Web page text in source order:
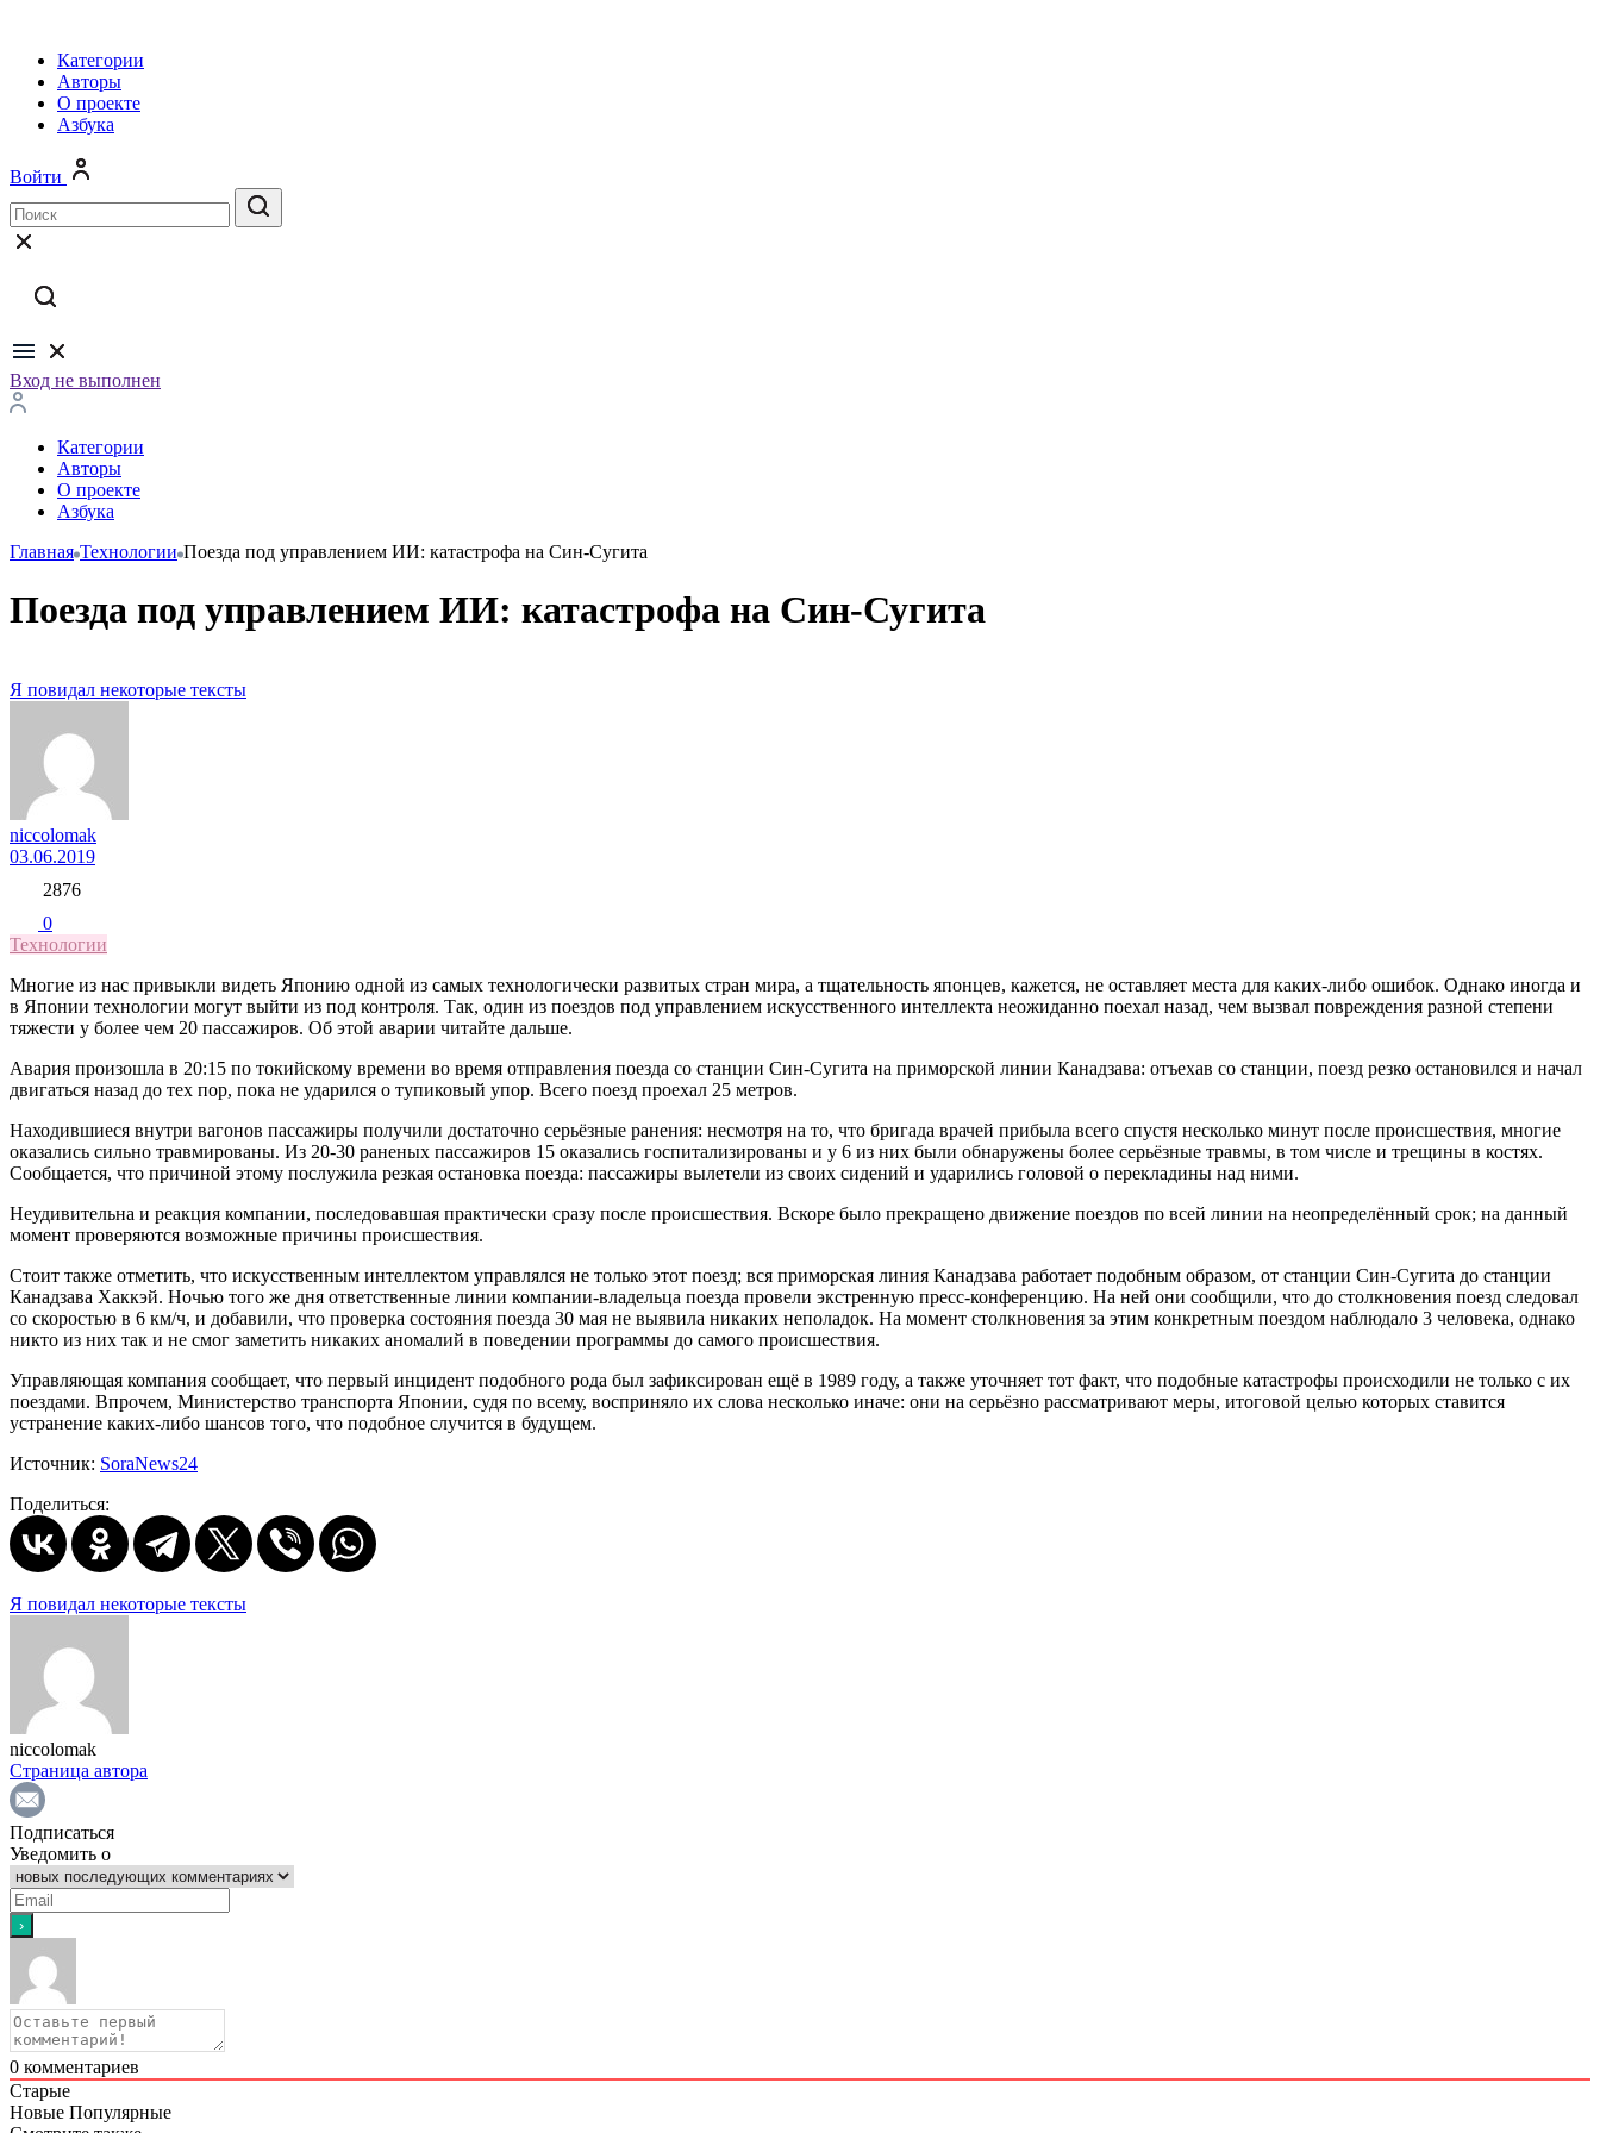
Категории
Авторы
О проекте
Азбука
Войти
Вход не выполнен
Категории
Авторы
О проекте
Азбука
Главная Технологии Поезда под управлением ИИ: катастрофа на Син-Сугита
Поезда под управлением ИИ: катастрофа на Син-Сугита
Я повидал некоторые тексты
niccolomak
03.06.2019
2876
0
Технологии
Многие из нас привыкли видеть Японию одной из самых технологически развитых стран мира, а тщательность японцев, кажется, не оставляет места для каких-либо ошибок. Однако иногда и
в Японии технологии могут выйти из под контроля. Так, один из поездов под управлением искусственного интеллекта неожиданно поехал назад, чем вызвал повреждения разной степени
тяжести у более чем 20 пассажиров. Об этой аварии читайте дальше.
Авария произошла в 20:15 по токийскому времени во время отправления поезда со станции Син-Сугита на приморской линии Канадзава: отъехав со станции, поезд резко остановился и начал
двигаться назад до тех пор, пока не ударился о тупиковый упор. Всего поезд проехал 25 метров.
Находившиеся внутри вагонов пассажиры получили достаточно серьёзные ранения: несмотря на то, что бригада врачей прибыла всего спустя несколько минут после происшествия, многие
оказались сильно травмированы. Из 20-30 раненых пассажиров 15 оказались госпитализированы и у 6 из них были обнаружены более серьёзные травмы, в том числе и трещины в костях.
Сообщается, что причиной этому послужила резкая остановка поезда: пассажиры вылетели из своих сидений и ударились головой о перекладины над ними.
Неудивительна и реакция компании, последовавшая практически сразу после происшествия. Вскоре было прекращено движение поездов по всей линии на неопределённый срок; на данный
момент проверяются возможные причины происшествия.
Стоит также отметить, что искусственным интеллектом управлялся не только этот поезд; вся приморская линия Канадзава работает подобным образом, от станции Син-Сугита до станции
Канадзава Хаккэй. Ночью того же дня ответственные линии компании-владельца поезда провели экстренную пресс-конференцию. На ней они сообщили, что до столкновения поезд следовал
со скоростью в 6 км/ч, и добавили, что проверка состояния поезда 30 мая не выявила никаких неполадок. На момент столкновения за этим конкретным поездом наблюдало 3 человека, однако
никто из них так и не смог заметить никаких аномалий в поведении программы до самого происшествия.
Управляющая компания сообщает, что первый инцидент подобного рода был зафиксирован ещё в 1989 году, а также уточняет тот факт, что подобные катастрофы происходили не только с их
поездами. Впрочем, Министерство транспорта Японии, судя по всему, восприняло их слова несколько иначе: они на серьёзно рассматривают меры, итоговой целью которых ставится
устранение каких-либо шансов того, что подобное случится в будущем.
Источник: SoraNews24
Поделиться:
Я повидал некоторые тексты
niccolomak
Страница автора
Подписаться
Уведомить о
0 комментариев
Старые
Новые Популярные